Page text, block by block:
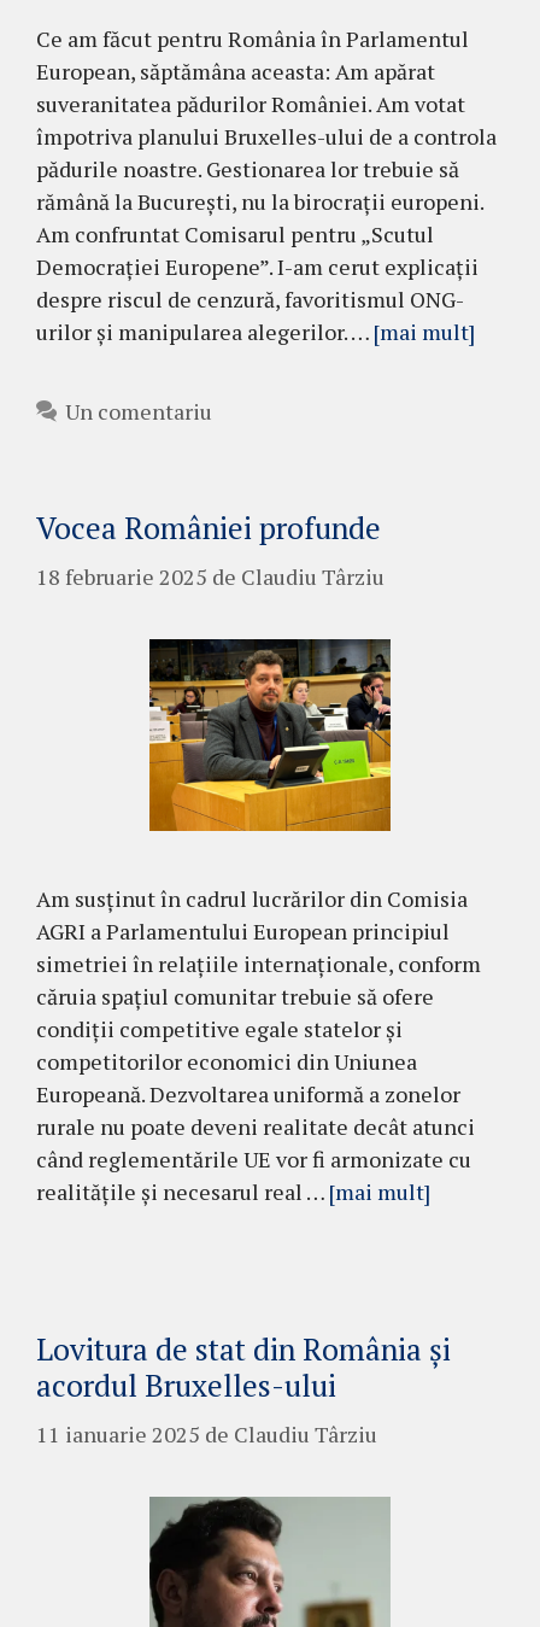
Ce am făcut pentru România în Parlamentul
European, săptămâna aceasta: Am apărat
suveranitatea pădurilor României. Am votat
împotriva planului Bruxelles-ului de a controla
pădurile noastre. Gestionarea lor trebuie să
rămână la București, nu la birocrații europeni.
Am confruntat Comisarul pentru „Scutul
Democrației Europene”. I-am cerut explicații
despre riscul de cenzură, favoritismul ONG-
urilor și manipularea alegerilor. … [mai mult]
Un comentariu
Vocea României profunde
18 februarie 2025 de Claudiu Târziu
Am susținut în cadrul lucrărilor din Comisia
AGRI a Parlamentului European principiul
simetriei în relațiile internaționale, conform
căruia spațiul comunitar trebuie să ofere
condiții competitive egale statelor și
competitorilor economici din Uniunea
Europeană. Dezvoltarea uniformă a zonelor
rurale nu poate deveni realitate decât atunci
când reglementările UE vor fi armonizate cu
realitățile și necesarul real … [mai mult]
Lovitura de stat din România și
acordul Bruxelles-ului
11 ianuarie 2025 de Claudiu Târziu